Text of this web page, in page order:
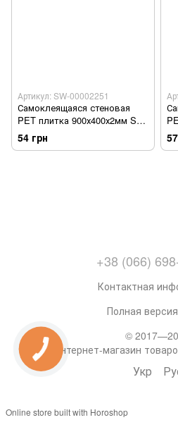
Артикул: SW-00002251
Самоклеящаяся стеновая
PET плитка 900х400х2мм SW-
00002251
54 грн
+38 (066)
Контактная
Полная
©
Интернет-магазин
Укр
Online store built with Horoshop